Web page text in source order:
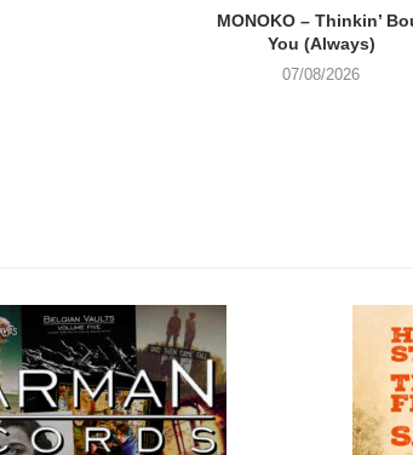
MONOKO – Thinkin’
You (Always)
07/08/2026